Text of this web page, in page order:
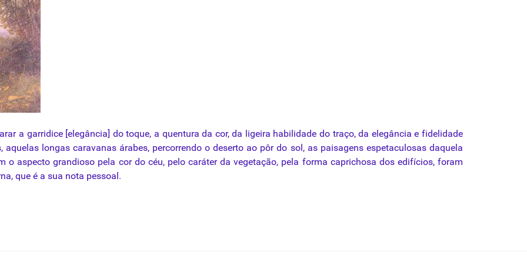
a garridice [elegância] do toque, a quentura da cor, da ligeira habilidade do traço, da elegância e fidelidade
longas caravanas árabes, percorrendo o deserto ao pôr do sol, as paisagens espetaculosas daquela
o aspecto grandioso pela cor do céu, pelo caráter da vegetação, pela forma caprichosa dos edifícios, foram
que é a sua nota pessoal.